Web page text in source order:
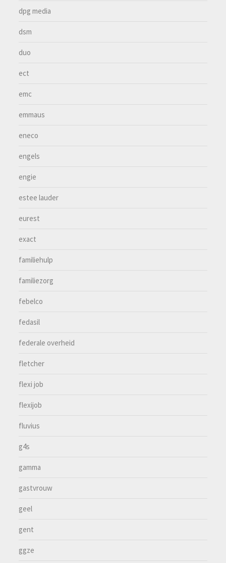
dpg media
dsm
duo
ect
emc
emmaus
eneco
engels
engie
estee lauder
eurest
exact
familiehulp
familiezorg
febelco
fedasil
federale overheid
fletcher
flexi job
flexijob
fluvius
g4s
gamma
gastvrouw
geel
gent
ggze